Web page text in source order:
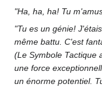
"Ha, ha, ha! Tu
"Tu es un génie!
même battu. C'est
(Le Symbole Tactique
une force
un énorme potentiel.